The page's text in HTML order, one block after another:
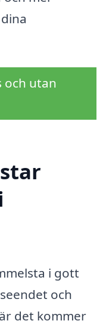
och utan
i gott
och
det kommer